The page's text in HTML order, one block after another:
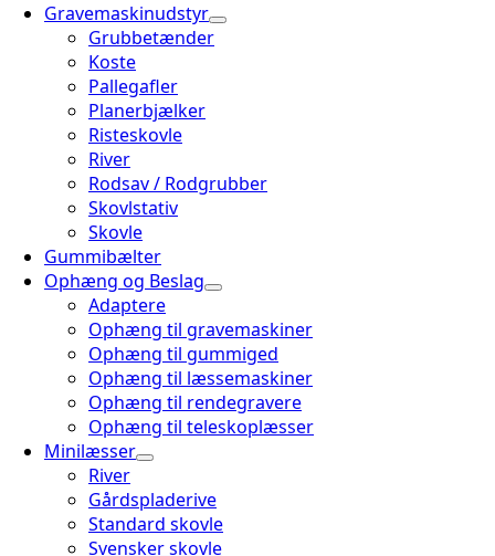
Gravemaskinudstyr
Grubbetænder
Koste
Pallegafler
Planerbjælker
Risteskovle
River
Rodsav / Rodgrubber
Skovlstativ
Skovle
Gummibælter
Ophæng og Beslag
Adaptere
Ophæng til gravemaskiner
Ophæng til gummiged
Ophæng til læssemaskiner
Ophæng til rendegravere
Ophæng til teleskoplæsser
Minilæsser
River
Gårdspladerive
Standard skovle
Svensker skovle